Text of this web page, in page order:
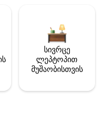
სივრცე
ლეპტოპით
მუშაობისთვის